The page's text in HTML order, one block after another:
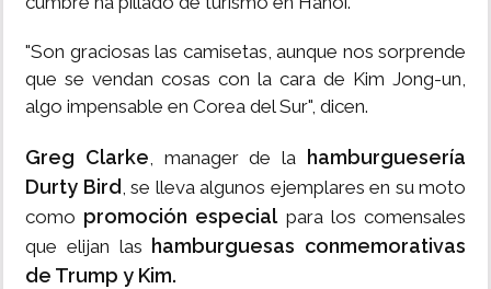
"Son graciosas las camisetas, aunque nos sorprende
que se vendan cosas con la cara de Kim Jong-un,
algo impensable en Corea del Sur", dicen.
Greg Clarke, manager de la hamburguesería
Durty Bird , se lleva algunos ejemplares en su moto
como promoción especialpara los comensales
que elijan las hamburguesas conmemorativas
de Trump y Kim.